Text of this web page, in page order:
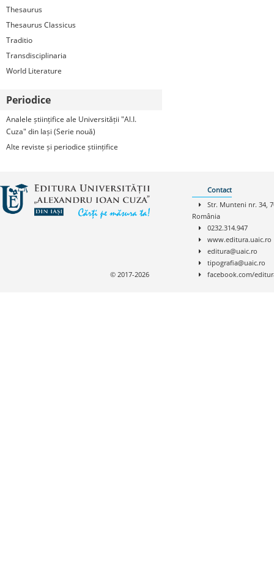
Thesaurus
Thesaurus Classicus
Traditio
Transdisciplinaria
World Literature
Periodice
Analele științifice ale Universității "Al.I.
Cuza" din Iași (Serie nouă)
Alte reviste și periodice științifice
Contact
Str. Munteni nr. 34,
România
0232.314.947
www.editura.uaic.ro
editura@uaic.ro
tipografia@uaic.ro
facebook.com/
© 2017-2026